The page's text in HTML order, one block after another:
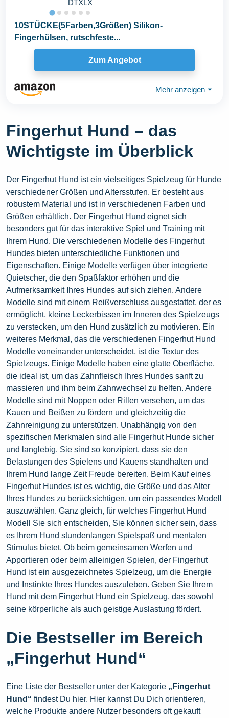
DTXLX
10STÜCKE(5Farben,3Größen) Silikon-
Fingerhülsen, rutschfeste...
Zum Angebot
Mehr anzeigen ⏷
Fingerhut Hund – das
Wichtigste im Überblick
Der Fingerhut Hund ist ein vielseitiges Spielzeug für Hunde
verschiedener Größen und Altersstufen. Er besteht aus
robustem Material und ist in verschiedenen Farben und
Größen erhältlich. Der Fingerhut Hund eignet sich
besonders gut für das interaktive Spiel und Training mit
Ihrem Hund. Die verschiedenen Modelle des Fingerhut
Hundes bieten unterschiedliche Funktionen und
Eigenschaften. Einige Modelle verfügen über integrierte
Quietscher, die den Spaßfaktor erhöhen und die
Aufmerksamkeit Ihres Hundes auf sich ziehen. Andere
Modelle sind mit einem Reißverschluss ausgestattet, der es
ermöglicht, kleine Leckerbissen im Inneren des Spielzeugs
zu verstecken, um den Hund zusätzlich zu motivieren. Ein
weiteres Merkmal, das die verschiedenen Fingerhut Hund
Modelle voneinander unterscheidet, ist die Textur des
Spielzeugs. Einige Modelle haben eine glatte Oberfläche,
die ideal ist, um das Zahnfleisch Ihres Hundes sanft zu
massieren und ihm beim Zahnwechsel zu helfen. Andere
Modelle sind mit Noppen oder Rillen versehen, um das
Kauen und Beißen zu fördern und gleichzeitig die
Zahnreinigung zu unterstützen. Unabhängig von den
spezifischen Merkmalen sind alle Fingerhut Hunde sicher
und langlebig. Sie sind so konzipiert, dass sie den
Belastungen des Spielens und Kauens standhalten und
Ihrem Hund lange Zeit Freude bereiten. Beim Kauf eines
Fingerhut Hundes ist es wichtig, die Größe und das Alter
Ihres Hundes zu berücksichtigen, um ein passendes Modell
auszuwählen. Ganz gleich, für welches Fingerhut Hund
Modell Sie sich entscheiden, Sie können sicher sein, dass
es Ihrem Hund stundenlangen Spielspaß und mentalen
Stimulus bietet. Ob beim gemeinsamen Werfen und
Apportieren oder beim alleinigen Spielen, der Fingerhut
Hund ist ein ausgezeichnetes Spielzeug, um die Energie
und Instinkte Ihres Hundes auszuleben. Geben Sie Ihrem
Hund mit dem Fingerhut Hund ein Spielzeug, das sowohl
seine körperliche als auch geistige Auslastung fördert.
Die Bestseller im Bereich
„Fingerhut Hund“
Eine Liste der Bestseller unter der Kategorie „Fingerhut
Hund“ findest Du hier. Hier kannst Du Dich orientieren,
welche Produkte andere Nutzer besonders oft gekauft